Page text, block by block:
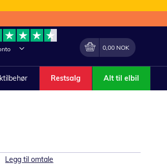
Endring
Min handlekurv
0,00 NOK
Restsalg Alt til elbil
Legg til omtale